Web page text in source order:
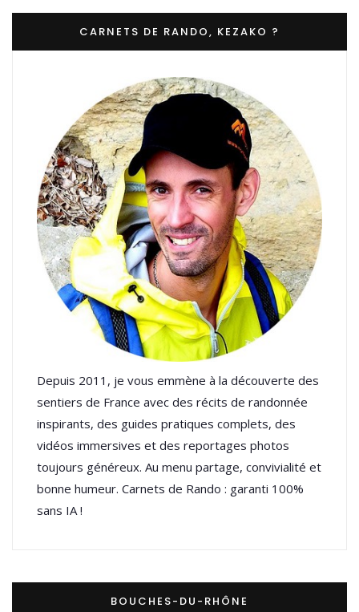
CARNETS DE RANDO, KEZAKO ?
Depuis 2011, je vous emmène à la découverte des
sentiers de France avec des récits de randonnée
inspirants, des guides pratiques complets, des
vidéos immersives et des reportages photos
toujours généreux. Au menu partage, convivialité et
bonne humeur. Carnets de Rando : garanti 100%
sans IA !
BOUCHES-DU-RHÔNE